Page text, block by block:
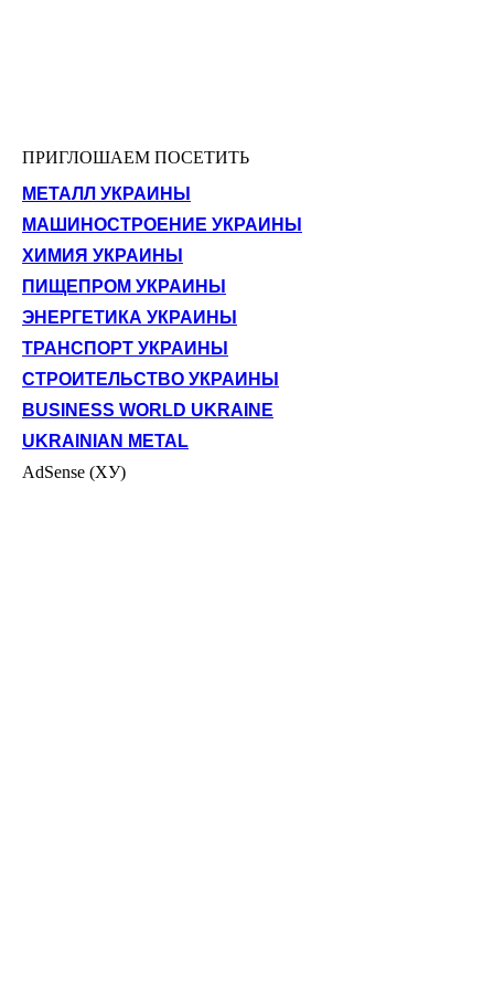
ПРИГЛОШАЕМ ПОСЕТИТЬ
МЕТАЛЛ УКРАИНЫ
МАШИНОСТРОЕНИЕ УКРАИНЫ
ХИМИЯ УКРАИНЫ
ПИЩЕПРОМ УКРАИНЫ
ЭНЕРГЕТИКА УКРАИНЫ
ТРАНСПОРТ УКРАИНЫ
СТРОИТЕЛЬСТВО УКРАИНЫ
BUSINESS WORLD UKRAINE
UKRAINIAN METAL
AdSense (ХУ)